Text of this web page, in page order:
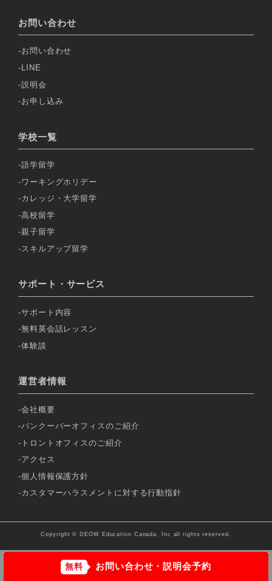
お問い合わせ
お問い合わせ
LINE
説明会
お申し込み
学校一覧
語学留学
ワーキングホリデー
カレッジ・大学留学
高校留学
親子留学
スキルアップ留学
サポート・サービス
サポート内容
無料英会話レッスン
体験談
運営者情報
会社概要
バンクーバーオフィスのご紹介
トロントオフィスのご紹介
アクセス
個人情報保護方針
カスタマーハラスメントに対する行動指針
Copyright © DEOW Education Canada, Inc all rights reserved.
無料 お問い合わせ・説明会予約